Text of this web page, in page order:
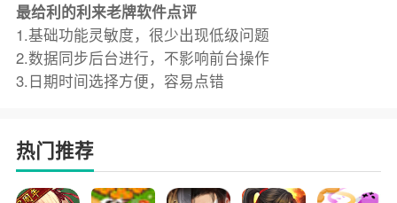
最给利的利来老牌软件点评
1.基础功能灵敏度，很少出现低级问题
2.数据同步后台进行，不影响前台操作
3.日期时间选择方便，容易点错
热门推荐